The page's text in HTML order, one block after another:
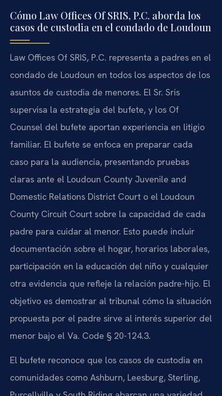
Cómo Law Offices Of SRIS, P.C. aborda los
casos de custodia en el condado de Loudoun
Law Offices Of SRIS, P.C. representa a padres en el
condado de Loudoun en todos los aspectos de los
asuntos de custodia de menores. El Sr. Sris
supervisa la estrategia del bufete, y los Of
Counsel del bufete aportan experiencia en litigio
familiar. El bufete se enfoca en preparar cada
caso para la audiencia, presentando pruebas
claras ante el Loudoun County Juvenile and
Domestic Relations District Court o el Loudoun
County Circuit Court sobre la capacidad de cada
padre para cuidar al menor. Esto puede incluir
documentación sobre el hogar, horarios laborales,
participación en la educación del niño y cualquier
otra evidencia que refleje la relación padre-hijo. El
objetivo es demostrar al tribunal cómo la situación
propuesta por el padre sirve al interés superior del
menor bajo el Va. Code § 20-124.3.
El bufete reconoce que los casos de custodia en
comunidades como Ashburn, Leesburg, Sterling,